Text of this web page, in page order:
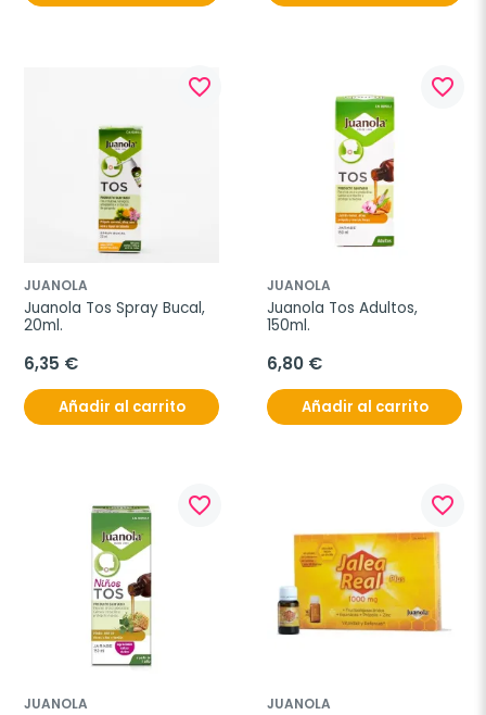
favorite_border
JUANOLA
Juanola Tos Spray Bucal,
20ml.
6,35 €
Añadir al carrito
favorite_border
JUANOLA
Juanola Tos Adultos,
150ml.
6,80 €
Añadir al carrito
favorite_border
JUANOLA
favorite_border
JUANOLA